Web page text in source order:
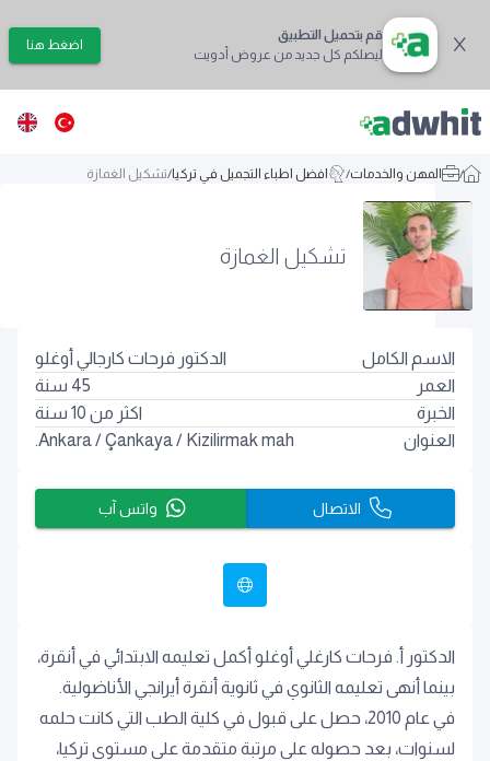
قم بتحميل التطبيق
ليصلكم كل جديد من عروض أدويت
اضغط هنا
/ المهن والخدمات/ افضل اطباء التجميل في تركيا/تشكيل الغمازة
تشكيل الغمازة
الدكتور أ. فرحات كارغلي أوغلو أكمل تعليمه الابتدائي في أنقرة،
بينما أنهى تعليمه الثانوي في ثانوية أنقرة أيرانجي الأناضولية.
في عام 2010، حصل على قبول في كلية الطب التي كانت حلمه
لسنوات، بعد حصوله على مرتبة متقدمة على مستوى تركيا،
الاسم الكامل
الدكتور فرحات كارجالي أوغلو
العمر
45 سنة
الخبرة
اكثر من 10 سنة
العنوان
Ankara/Çankaya/ Kizilirmak mah.
الاتصال واتس آب